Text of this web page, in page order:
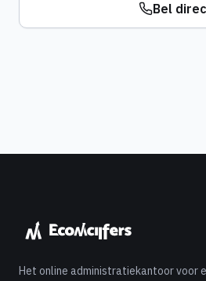
Bel
Het online administratiekantoor voor